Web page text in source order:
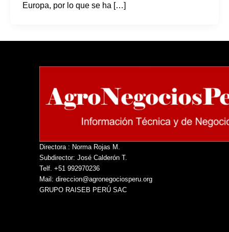
Europa, por lo que se ha […]
Directora : Norma Rojas M.
Subdirector: José Calderón T.
Telf. +51 992970236
Mail: direccion@agronegociosperu.org
GRUPO RAISEB PERÚ SAC